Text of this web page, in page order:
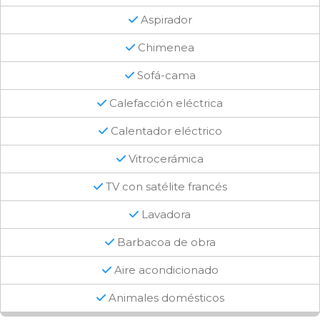
Aspirador
Chimenea
Sofá-cama
Calefacción eléctrica
Calentador eléctrico
Vitrocerámica
TV con satélite francés
Lavadora
Barbacoa de obra
Aire acondicionado
Animales domésticos